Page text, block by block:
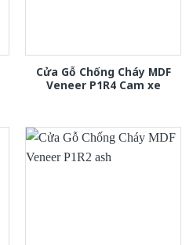
Cửa Gỗ Chống Cháy MDF
Veneer P1R4 Cam xe